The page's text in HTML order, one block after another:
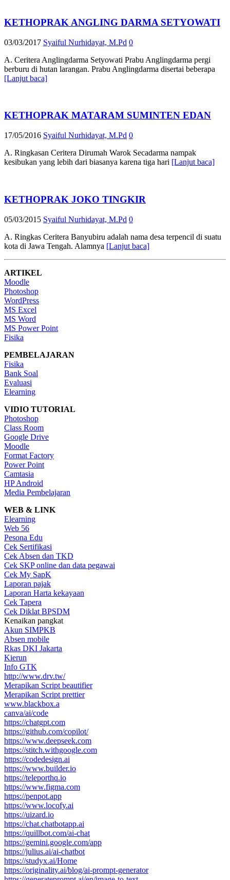
KETHOPRAK ANGLING DARMA SETYOWATI
03/03/2017 Syaiful Nurhidayat, M.Pd 0
A. Ceritera Anglingdarma Setyowati Prabu Anglingdarma pergi
berburu di hutan larangan. Prabu Anglingdarma disertai beberapa
[Lanjut baca]
KETHOPRAK MATARAM SUMINTEN EDAN
17/05/2016 Syaiful Nurhidayat, M.Pd 0
A. Ringkasan Ceritera Dirumah Warok Secadarma nampak
kesibukan yang lebih dari biasanya karena tiga hari [Lanjut baca]
KETHOPRAK JOKO TINGKIR
05/03/2015 Syaiful Nurhidayat, M.Pd 0
A. Ringkas Ceritera Banyubiru adalah nama desa terpencil di suatu
kota di Jawa Tengah. Alamnya [Lanjut baca]
ARTIKEL
Moodle
Photoshop
WordPress
MS Excel
MS Word
MS Power Point
Fisika
PEMBELAJARAN
Fisika
Bank Soal
Evaluasi
Elearning
VIDIO TUTORIAL
Photoshop
Class Room
Google Drive
Moodle
Format Factory
Power Point
Camtasia
HP Android
Media Pembelajaran
WEB & LINK
Elearning
Web 56
Pesona Edu
Cek Sertifikasi
Cek Absen dan TKD
Cek SKP online dan data pegawai
Cek My SapK
Laporan pajak
Laporan Harta kekayaan
Cek Tapera
Cek Diklat BPSDM
Kenaikan pangkat
Akun SIMPKB
Absen mobile
Rkas DKI Jakarta
Kierun
Info GTK
http://www.drv.tw/
Merapikan Script beautifier
Merapikan Script prettier
www.blackbox.a
canva/ai/code
https://chatgpt.com
https://github.com/copilot/
https://www.deepseek.com
https://stitch.withgoogle.com
https://codedesign.ai
https://www.builder.io
https://teleporthq.io
https://www.figma.com
https://penpot.app
https://www.locofy.ai
https://uizard.io
https://chat.chatbotapp.ai
https://quillbot.com/ai-chat
https://gemini.google.com/app
https://julius.ai/ai-chatbot
https://studyx.ai/Home
https://originality.ai/blog/ai-prompt-generator